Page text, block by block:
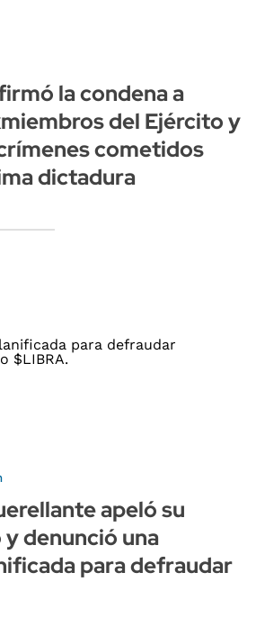
la condena a
del Ejército y
cometidos
dictadura
apeló su
denunció una
para defraudar